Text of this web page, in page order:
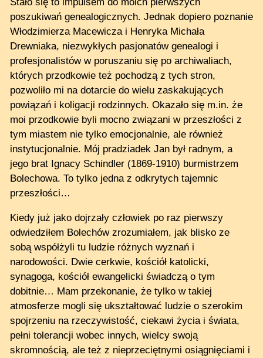
poszukiwań genealogicznych. Jednak dopiero poznanie
Włodzimierza Macewicza i Henryka Michała
Drewniaka, niezwykłych pasjonatów genealogi i
profesjonalistów w poruszaniu się po archiwaliach,
których przodkowie też pochodzą z tych stron,
pozwoliło mi na dotarcie do wielu zaskakujących
powiązań i koligacji rodzinnych. Okazało się m.in. że
moi przodkowie byli mocno związani w przeszłości z
tym miastem nie tylko emocjonalnie, ale również
instytucjonalnie. Mój pradziadek Jan był radnym, a
jego brat Ignacy Schindler (1869-1910) burmistrzem
Bolechowa. To tylko jedna z odkrytych tajemnic
przeszłości…
Kiedy już jako dojrzały człowiek po raz pierwszy
odwiedziłem Bolechów zrozumiałem, jak blisko ze
sobą współżyli tu ludzie różnych wyznań i
narodowości. Dwie cerkwie, kościół katolicki,
synagoga, kościół ewangelicki świadczą o tym
dobitnie… Mam przekonanie, że tylko w takiej
atmosferze mogli się ukształtować ludzie o szerokim
spojrzeniu na rzeczywistość, ciekawi życia i świata,
pełni tolerancji wobec innych, wielcy swoją
skromnością, ale też z nieprzeciętnymi osiągnięciami i